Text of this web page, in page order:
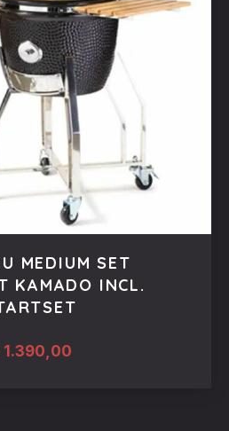
MEDIUM SET
KAMADO INCL.
1.390,00